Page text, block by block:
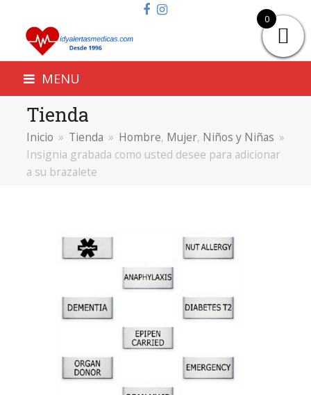
Facebook
Instagram
MENU
Tienda
Inicio » Tienda » Hombre, Mujer, Niños y Niñas »
Insignia grabada como usted desee para adicionar
a su brazalete
0